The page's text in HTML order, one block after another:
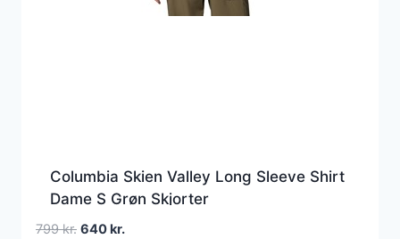
Columbia Skien Valley Long Sleeve Shirt
Dame S Grøn Skjorter
799kr. Den
640 kr.Den